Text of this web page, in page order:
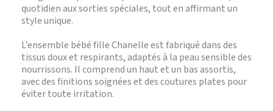
quotidien aux sorties spéciales, tout en affirmant un
style unique.
L’ensemble bébé fille Chanelle est fabriqué dans des
tissus doux et respirants, adaptés à la peau sensible des
nourrissons. Il comprend un haut et un bas assortis,
avec des finitions soignées et des coutures plates pour
éviter toute irritation.